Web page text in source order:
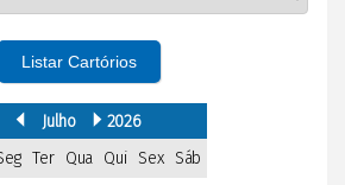
Listar Cartórios